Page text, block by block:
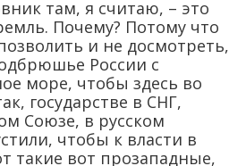
там, я считаю, – это
Почему? Потому что
и не досмотреть,
России с
море, чтобы здесь во
государстве в СНГ,
Союзе, в русском
чтобы к власти в
такие вот прозападные,